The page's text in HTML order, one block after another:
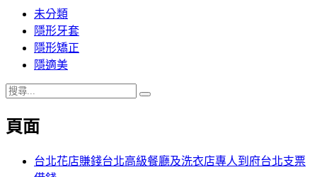
未分類
隱形牙套
隱形矯正
隱適美
搜
關
頁面
台北花店賺錢台北高級餐廳及洗衣店專人到府台北支票